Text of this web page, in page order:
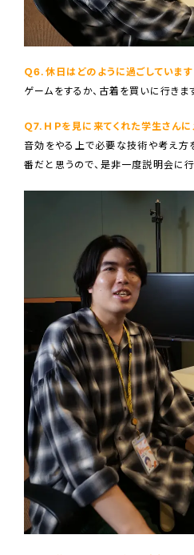
Ｑ6.休日はどのように過ごしています
ゲームをするか、古着を買いに行きま
Ｑ7.ＨＰを見に来てくれた学生さんに
音効をやる上で必要な技術や考え
番だと思うので、是非一度説明会に行